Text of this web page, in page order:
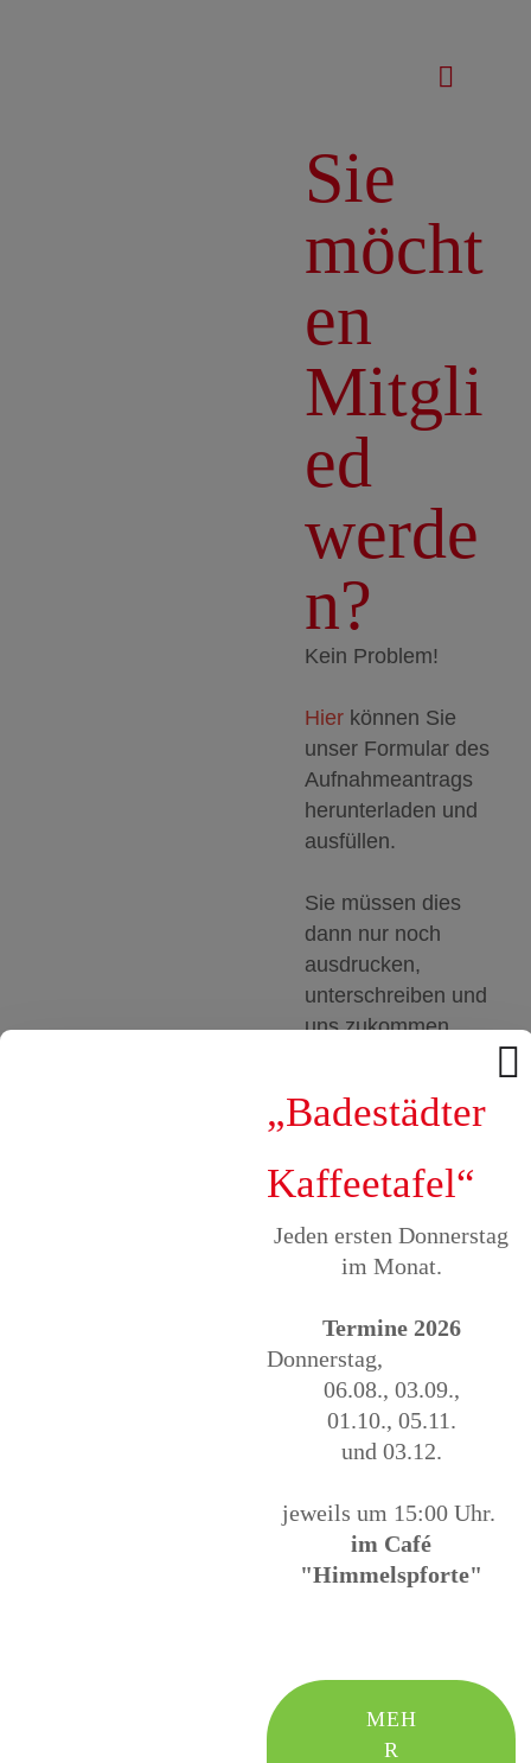
„Badestädter
Kaffeetafel“
Jeden ersten Donnerstag
im Monat.
Termine 2026
Donnerstag,
06.08., 03.09.,
01.10., 05.11.
und 03.12.
jeweils um 15:00 Uhr.
im Café
"Himmelspforte"
MEH
R
Sie
möcht
en
Mitgli
ed
werde
n?
Kein Problem!
Hier können Sie
unser Formular des
Aufnahmeantrags
herunterladen und
ausfüllen.
Sie müssen dies
dann nur noch
ausdrucken,
unterschreiben und
uns zukommen
Unser Büro:
Sooden-Allendorf
Kirchplatz 2
37242 Bad Sooden-
Sie sind bereits
Mitglied und
möchten uns
Änderungen zu
mitteilen?
Dann nutzen Sie
Formular.